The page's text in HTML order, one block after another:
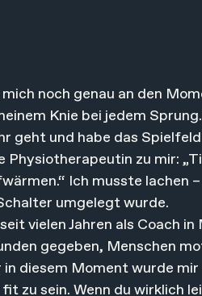
mich noch genau an den
Knie bei jedem
geht und habe das
Physiotherapeutin zu mir:
Ich musste lachen
umgelegt wurde.
vielen Jahren als Coach
gegeben, Menschen
in diesem Moment wurde
zu sein. Wenn du wirklich